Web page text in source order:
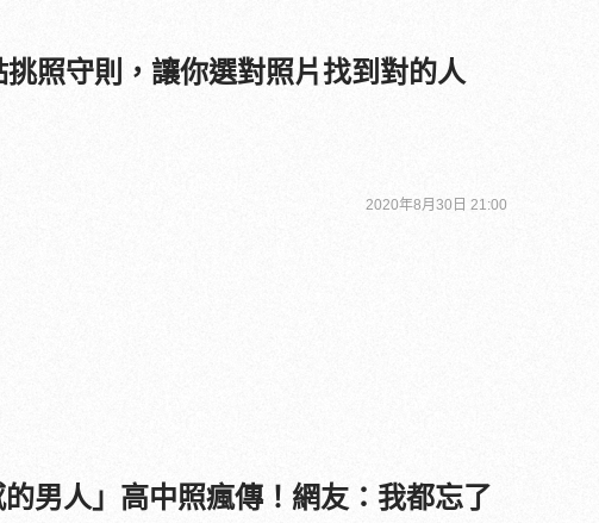
照守則，讓你選對照片找到對的人
2020年8月30日 21:00
的男人」高中照瘋傳！網友：我都忘了